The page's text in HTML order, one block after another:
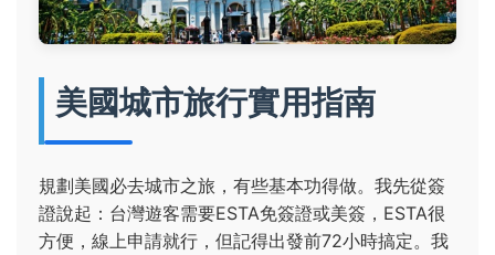
美國城市旅行實用指南
規劃美國必去城市之旅，有些基本功得做。我先從簽
證說起：台灣遊客需要ESTA免簽證或美簽，ESTA很
方便，線上申請就行，但記得出發前72小時搞定。我